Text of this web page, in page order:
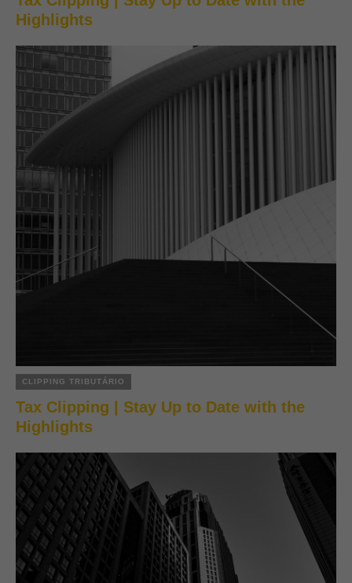
Highlights
CLIPPING TRIBUTÁRIO
Tax Clipping | Stay Up to Date with the
Highlights